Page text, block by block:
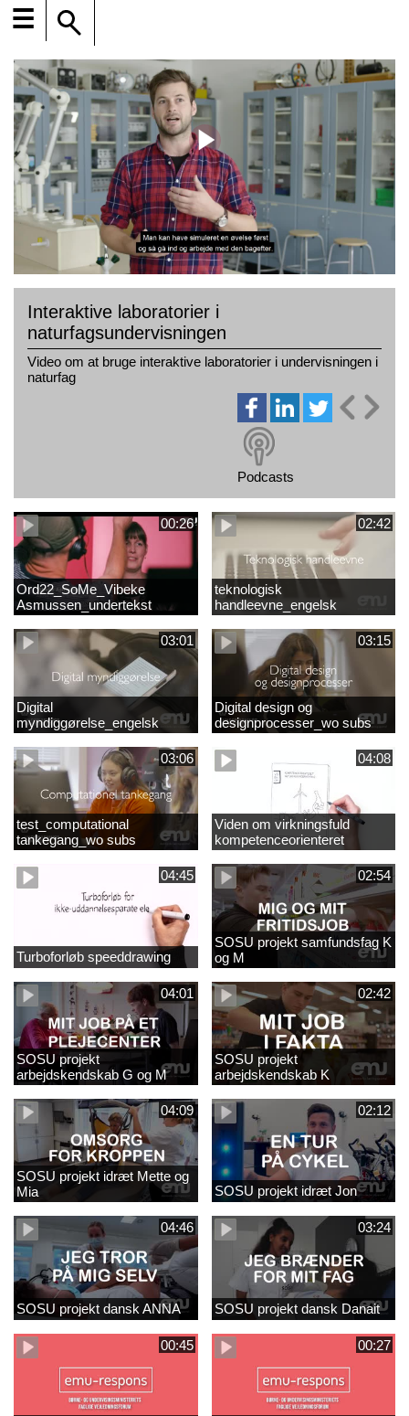
☰
Interaktive laboratorier i
naturfagsundervisningen
Video om at bruge interaktive laboratorier i undervisningen i
naturfag
Podcasts
00:26
Ord22_SoMe_Vibeke
Asmussen_undertekst
02:42
teknologisk
handleevne_engelsk
03:01
Digital
myndiggørelse_engelsk
03:15
Digital design og
designprocesser_wo subs
03:06
test_computational
tankegang_wo subs
04:08
Viden om virkningsfuld
kompetenceorienteret
naturfagsundervisning
04:45
Turboforløb speeddrawing
02:54
SOSU projekt samfundsfag K
og M
04:01
SOSU projekt
arbejdskendskab G og M
02:42
SOSU projekt
arbejdskendskab K
04:09
SOSU projekt idræt Mette og
Mia
02:12
SOSU projekt idræt Jon
04:46
SOSU projekt dansk ANNA
03:24
SOSU projekt dansk Danait
00:45 00:27